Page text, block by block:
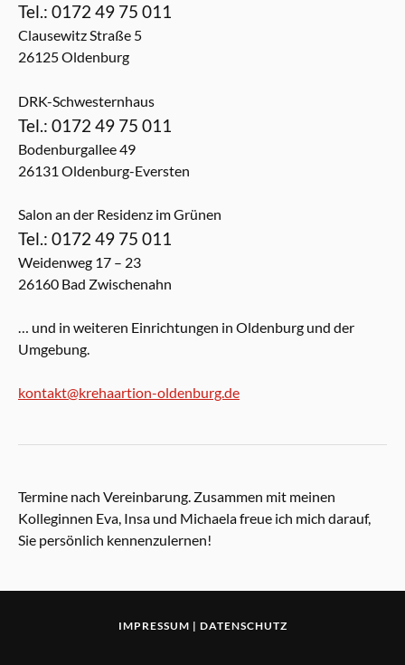
Tel.: 0172 49 75 011
Clausewitz Straße 5
26125 Oldenburg
DRK-Schwesternhaus
Tel.: 0172 49 75 011
Bodenburgallee 49
26131 Oldenburg-Eversten
Salon an der Residenz im Grünen
Tel.: 0172 49 75 011
Weidenweg 17 – 23
26160 Bad Zwischenahn
… und in weiteren Einrichtungen in Oldenburg und der
Umgebung.
kontakt@krehaartion-oldenburg.de
Termine nach Vereinbarung. Zusammen mit meinen
Kolleginnen Eva, Insa und Michaela freue ich mich darauf,
Sie persönlich kennenzulernen!
IMPRESSUM | DATENSCHUTZ